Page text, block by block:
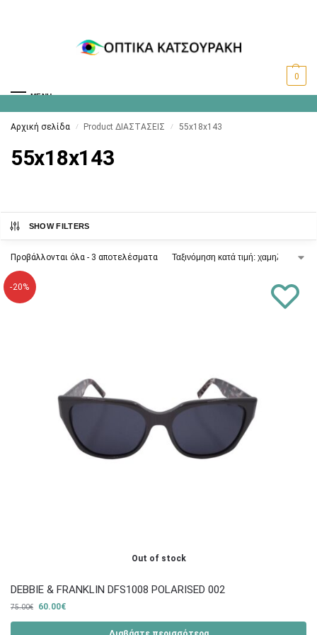
MENU
0
Αρχική σελίδα / Product ΔΙΑΣΤΑΣΕΙΣ / 55x18x143
55x18x143
SHOW FILTERS
Προβάλλονται όλα - 3 αποτελέσματα
-20%
Out of stock
DEBBIE & FRANKLIN DFS1008 POLARISED 002
75.00€ 60.00€